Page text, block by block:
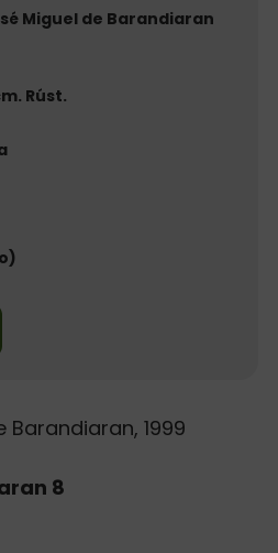
Miguel de Barandiaran
Rúst.
Barandiaran, 1999
8